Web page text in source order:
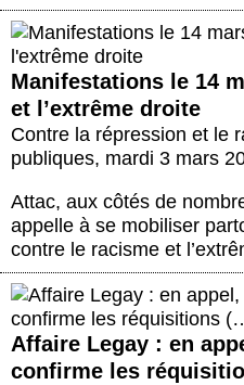
Manifestations le 14
et l’extrême droite
Contre la répression et le
publiques, mardi 3 mars
Attac, aux côtés de
appelle à se mobiliser
contre le racisme et
Affaire Legay : en
confirme les